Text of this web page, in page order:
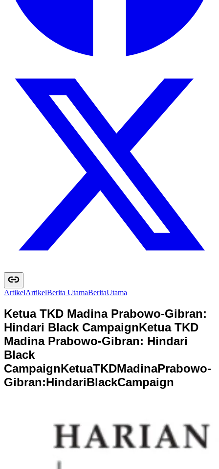
ArtikelArtikelBerita UtamaBeritaUtama
Ketua TKD Madina Prabowo-Gibran:
Hindari Black CampaignKetua TKD
Madina Prabowo-Gibran: Hindari
Black
CampaignKetuaTKDMadinaPrabowo-
Gibran:HindariBlackCampaign